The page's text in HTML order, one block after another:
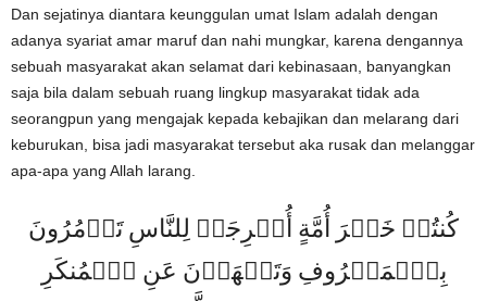
Dan sejatinya diantara keunggulan umat Islam adalah dengan
adanya syariat amar maruf dan nahi mungkar, karena dengannya
sebuah masyarakat akan selamat dari kebinasaan, banyangkan
saja bila dalam sebuah ruang lingkup masyarakat tidak ada
seorangpun yang mengajak kepada kebajikan dan melarang dari
keburukan, bisa jadi masyarakat tersebut aka rusak dan melanggar
apa-apa yang Allah larang.
كُنتُمۡ خَيۡرَ أُمَّةٍ أُخۡرِجَتۡ لِلنَّاسِ تَأۡمُرُونَ
بِٱلۡمَعۡرُوفِ وَتَنۡهَوۡنَ عَنِ ٱلۡمُنكَرِ